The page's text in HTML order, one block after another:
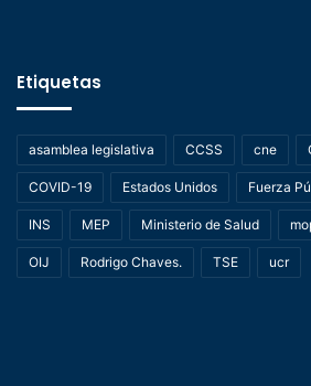
Etiquetas
asamblea legislativa CCSS cne
COVID-19 Estados Unidos Fuerza
INS MEP Ministerio de Salud
OIJ Rodrigo Chaves. TSE ucr